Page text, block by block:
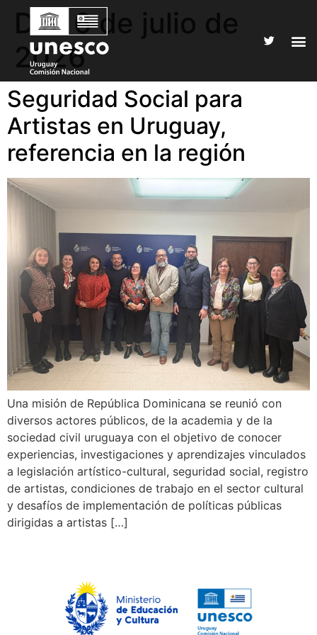
Día: 6 de julio de
2026
Seguridad Social para
Artistas en Uruguay,
referencia en la región
Una misión de República Dominicana se reunió con
diversos actores públicos, de la academia y de la
sociedad civil uruguaya con el objetivo de conocer
experiencias, investigaciones y aprendizajes vinculados
a legislación artístico-cultural, seguridad social, registro
de artistas, condiciones de trabajo en el sector cultural
y desafíos de implementación de políticas públicas
dirigidas a artistas […]